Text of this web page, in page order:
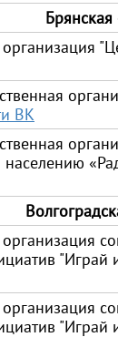
Брянская
ВК
населению
"Играй